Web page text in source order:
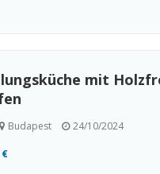
mit
Budapest 24/10/2024
€